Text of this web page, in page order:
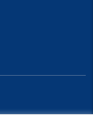
Eichelsbach